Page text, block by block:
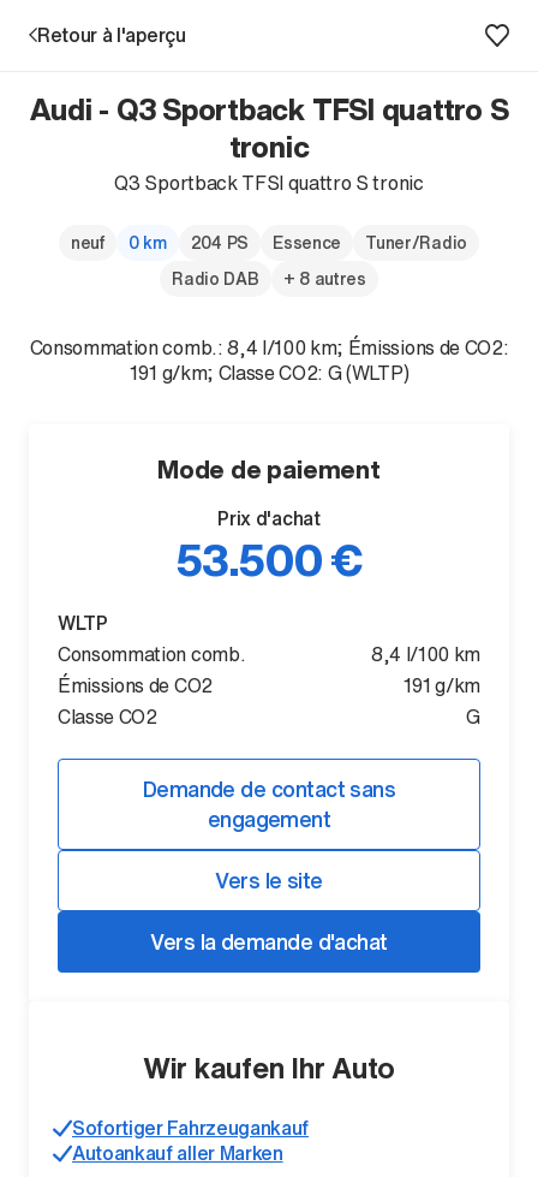
Prestations
Succursales
Recherche d'un véhicule
Entreprise & Carrière
Retour à l'aperçu
Audi - Q3 Sportback TFSI quattro S
tronic
Q3 Sportback TFSI quattro S tronic
neuf 0 km 204 PS Essence
Tuner/Radio
Radio DAB
+ 8 autres
Consommation comb.: 8,4 l/100 km; Émissions de CO2:
191 g/km; Classe CO2: G (WLTP)
Mode de paiement
Prix d'achat
53.500 €
WLTP
Consommation comb.
8,4 l/100 km
Émissions de CO2
191 g/km
Classe CO2
G
Demande de contact sans
engagement
Vers le site
Vers la demande d'achat
Wir kaufen Ihr Auto
Sofortiger Fahrzeugankauf
Autoankauf aller Marken